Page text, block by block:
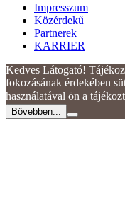
Impresszum
Közérdekű
Partnerek
KARRIER
Kedves Látogató!
fokozásának érdekében
használatával ön a
Bővebben...